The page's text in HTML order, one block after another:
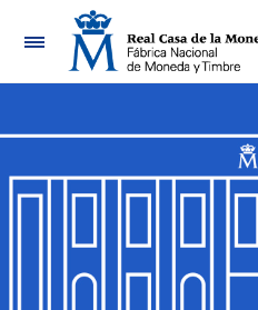
Navegació
Mostra/Amaga
Mostra/Amaga